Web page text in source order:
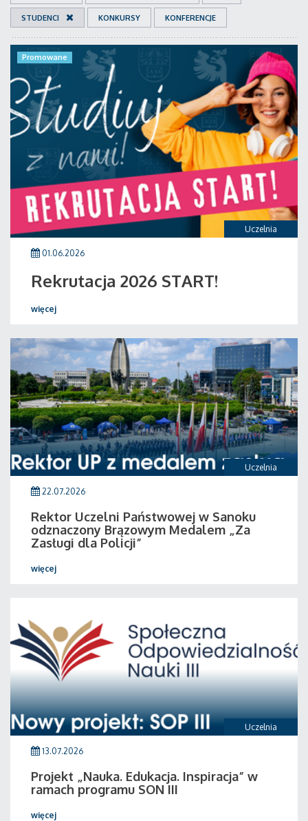
STUDENCI KONKURSY KONFERENCJE
Uczelnia
Promowane
01.06.2026
Rekrutacja 2026 START!
więcej
Uczelnia
22.07.2026
Rektor Uczelni Państwowej w Sanoku
odznaczony Brązowym Medalem „Za
Zasługi dla Policji”
więcej
Uczelnia
13.07.2026
Projekt „Nauka. Edukacja. Inspiracja” w
ramach programu SON III
więcej